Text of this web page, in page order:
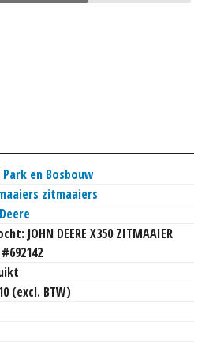
en Bosbouw
zitmaaiers
JOHN DEERE X350 ZITMAAIER
(excl. BTW)